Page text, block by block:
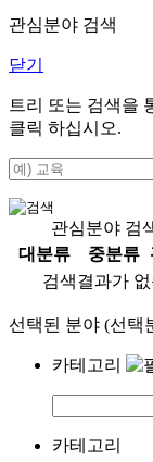
관심분야 검색
닫기
트리 또는 검색을
클릭 하십시오.
관심분야 검
대분류
중분류
검색결과가
선택된 분야 (선택
카테고리
카테고리